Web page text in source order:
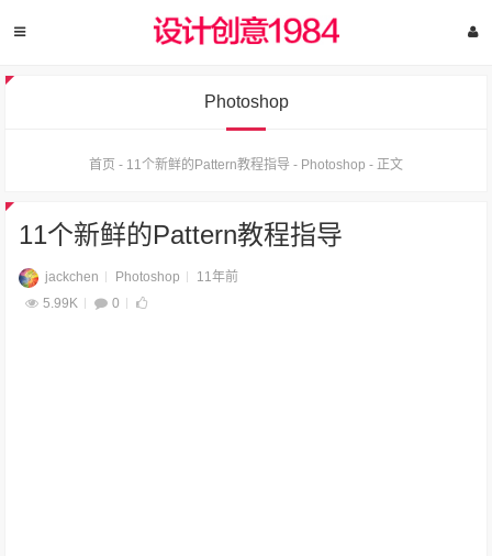
Photoshop
首页 - 11个新鲜的Pattern教程指导 - Photoshop - 正文
11个新鲜的Pattern教程指导
jackchen Photoshop
11年前
5.99K
0